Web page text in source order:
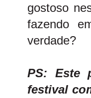
gostoso
fazendo
verdade?
PS: Este
festival